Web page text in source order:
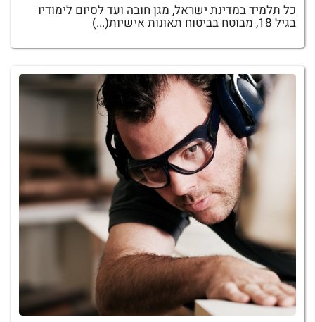
כל תלמיד במדינת ישראל, מגן חובה ועד לסיום לימודיו
בגיל 18, מבוטח בביטוח תאונות אישיות(...)